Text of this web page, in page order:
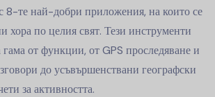
8-те най-добри приложения, на които се
хора по целия свят. Тези инструменти
от функции, от GPS проследяване и
до усъвършенствани географски
за активността.